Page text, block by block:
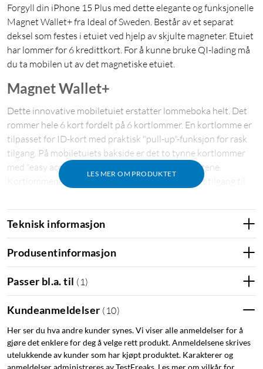
Forgyll din iPhone 15 Plus med dette elegante og funksjonelle
Magnet Wallet+ fra Ideal of Sweden. Består av et separat
deksel som festes i etuiet ved hjelp av skjulte magneter. Etuiet
har lommer for 6 kredittkort. For å kunne bruke QI-lading må
du ta mobilen ut av det magnetiske etuiet.
LES MER OM PRODUKTET
Magnet Wallet+
Dette innovative mobiletuiet erstatter lommeboka helt. Det
rommer hele 6 kort fordelt på 6 kortlommer. En kortlomme er
tilpasset for ID-kort med praktisk "pull-up"-funksjon for rask
tilgang. På mobiletuiets bakside er det to tynne kortlommer
med "easy access", perfekt for de mest brukte kortene.
Kortlommene er elegant skjært ut og laget for lett tilgang til
er mye mer praktisk enn vanlig knappelukking og tryggere enn
vanlig magnetisk lukking uten knapp. Et svart standarddeksel i
høy kvalitet følger med. Det gjør at du enkelt kan ta av
mobilen når du ikke trenger hele etuiet.
Teknisk informasjon
Produsentinformasjon
Passer bl.a. til ( 1 )
Kundeanmeldelser ( 10)
Her ser du hva andre kunder synes. Vi viser alle anmeldelser for å
gjøre det enklere for deg å velge rett produkt. Anmeldelsene skrives
utelukkende av kunder som har kjøpt produktet. Karakterer og